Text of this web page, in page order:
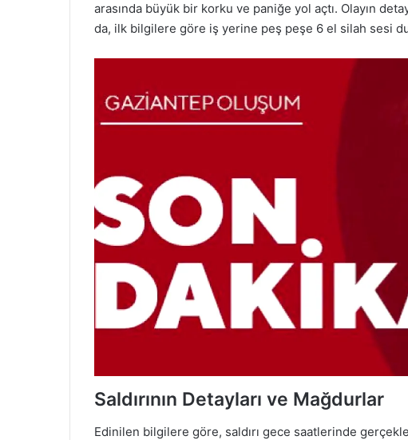
arasında büyük bir korku ve paniğe yol açtı. Olayın
da, ilk bilgilere göre iş yerine peş peşe 6 el silah sesi
Saldırının Detayları ve Mağdurlar
Edinilen bilgilere göre, saldırı gece saatlerinde